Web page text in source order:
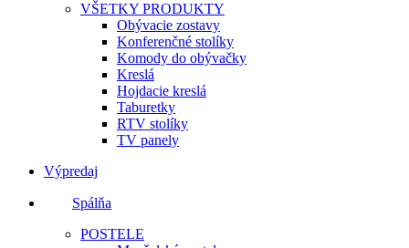
VŠETKY PRODUKTY
Obývacie zostavy
Konferenčné stolíky
Komody do obývačky
Kreslá
Hojdacie kreslá
Taburetky
RTV stolíky
TV panely
Výpredaj
Spálňa
POSTELE